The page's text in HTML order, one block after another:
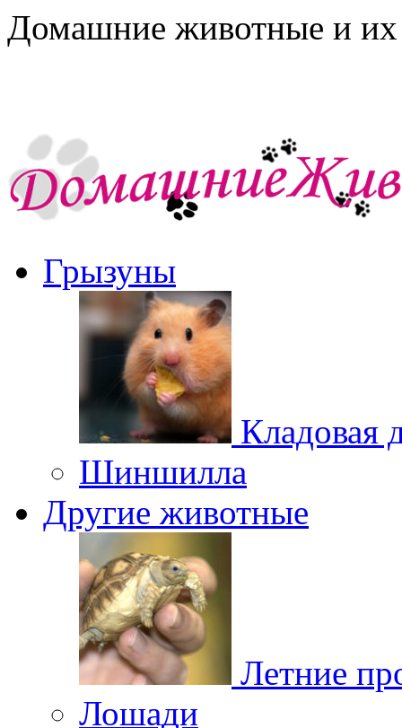
Домашние животные и их
Грызуны
Кладовая
Шиншилла
Другие животные
Летние
Лошади